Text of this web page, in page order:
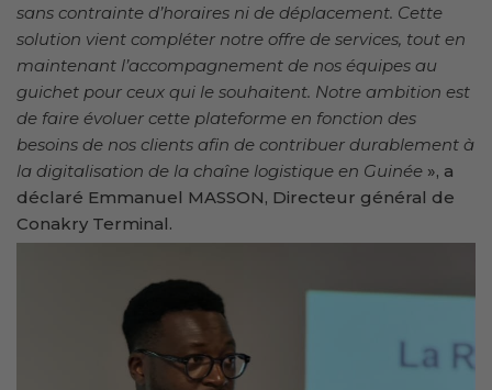
sans contrainte d’horaires ni de déplacement. Cette
solution vient compléter notre offre de services, tout en
maintenant l’accompagnement de nos équipes au
guichet pour ceux qui le souhaitent. Notre ambition est
de faire évoluer cette plateforme en fonction des
besoins de nos clients afin de contribuer durablement à
la digitalisation de la chaîne logistique en Guinée », a
déclaré Emmanuel MASSON, Directeur général de
Conakry Terminal.